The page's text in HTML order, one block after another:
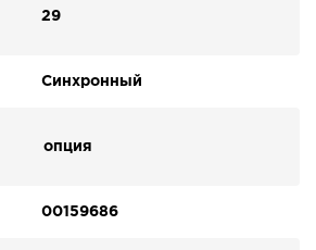
29
Синхронный
опция
00159686